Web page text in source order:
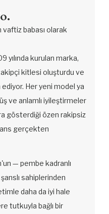
vaftiz babası olarak
yılında kurulan marka,
kitlesi oluşturdu ve
Her yeni model ya
ve anlamlı iyileştirmeler
gösterdiği özen rakipsiz
gerçekten
— pembe kadranlı
sahiplerinden
daha da iyi hale
tutkuyla bağlı bir